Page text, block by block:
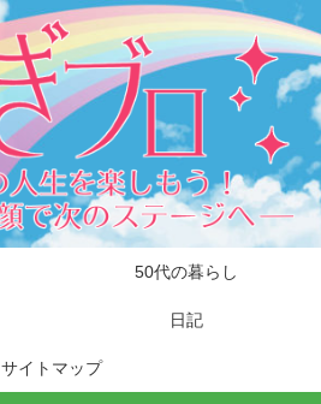
50代の暮らし
日記
サイトマップ